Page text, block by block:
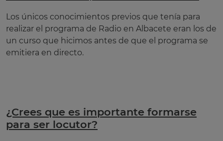
Los únicos conocimientos previos que tenía para
realizar el programa de Radio en Albacete eran los de
un curso que hicimos antes de que el programa se
emitiera en directo.
¿Crees que es importante formarse
para ser locutor?